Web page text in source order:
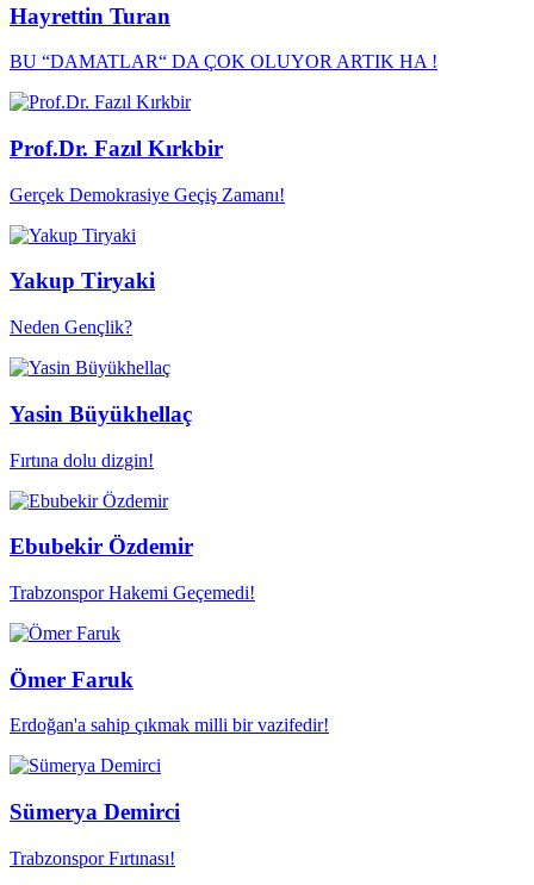
Hayrettin Turan
BU “DAMATLAR“ DA ÇOK OLUYOR ARTIK HA !
Prof.Dr. Fazıl Kırkbir
Gerçek Demokrasiye Geçiş Zamanı!
Yakup Tiryaki
Neden Gençlik?
Yasin Büyükhellaç
Fırtına dolu dizgin!
Ebubekir Özdemir
Trabzonspor Hakemi Geçemedi!
Ömer Faruk
Erdoğan'a sahip çıkmak milli bir vazifedir!
Sümerya Demirci
Trabzonspor Fırtınası!